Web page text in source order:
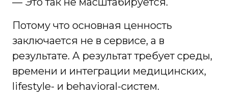
Потому что основная ценность
заключается не в сервисе, а в
результате. А результат требует среды,
времени и интеграции медицинских,
lifestyle- и behavioral-систем.